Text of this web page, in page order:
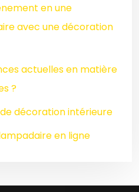
en une
avec une décoration
actuelles en matière
?
décoration intérieure
en ligne